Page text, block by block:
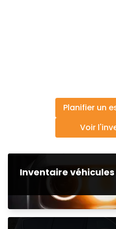
Planifier un
Voir
Inventaire